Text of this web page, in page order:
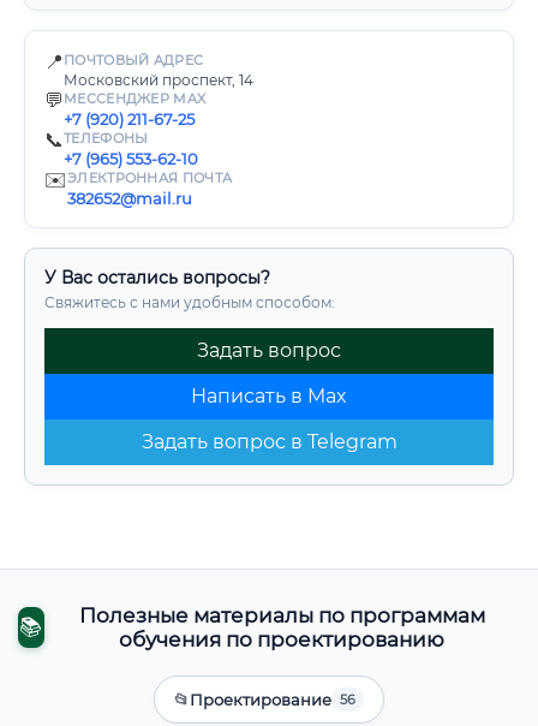
📍 ПОЧТОВЫЙ АДРЕС
Московский проспект, 14
💬 МЕССЕНДЖЕР MAX
+7 (920) 211-67-25
📞ТЕЛЕФОНЫ
+7 (965) 553-62-10
✉️ЭЛЕКТРОННАЯ ПОЧТА
382652@mail.ru
У Вас остались вопросы?
Свяжитесь с нами удобным способом:
Задать вопрос
Написать в Max
Задать вопрос в Telegram
📚
Полезные материалы по программам
обучения по проектированию
📂Проектирование 56